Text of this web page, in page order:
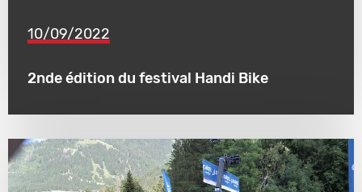
10/09/2022
2nde édition du festival Handi Bike